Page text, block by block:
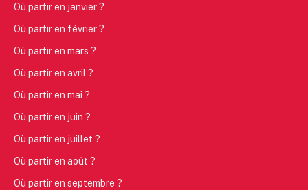
Où partir en janvier ?
Où partir en février ?
Où partir en mars ?
Où partir en avril ?
Où partir en mai ?
Où partir en juin ?
Où partir en juillet ?
Où partir en août ?
Où partir en septembre ?